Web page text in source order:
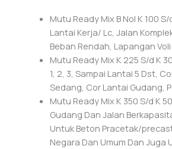
Mutu Ready Mix B Nol K 100
Lantai Kerja/ Lc, Jalan
Beban Rendah, Lapangan Voli
Mutu Ready Mix K 225 S/d K
1, 2, 3, Sampai Lantai 5 Dst,
Sedang, Cor Lantai Gudang,
Mutu Ready Mix K 350 S/d K
Gudang Dan Jalan
Untuk Beton Pracetak/
Negara Dan Umum Dan Juga